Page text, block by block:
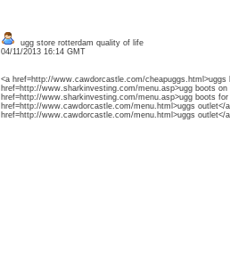
ugg store rotterdam quality of life
04/11/2013 16:14 GMT
<a href=http://www.cawdorcastle.com/cheapuggs.html>uggs
href=http://www.sharkinvesting.com/menu.asp>ugg boots
href=http://www.sharkinvesting.com/menu.asp>ugg boots
href=http://www.cawdorcastle.com/menu.html>uggs outlet</
href=http://www.cawdorcastle.com/menu.html>uggs outlet</